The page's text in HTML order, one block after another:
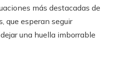
más destacadas de
que esperan seguir
una huella imborrable